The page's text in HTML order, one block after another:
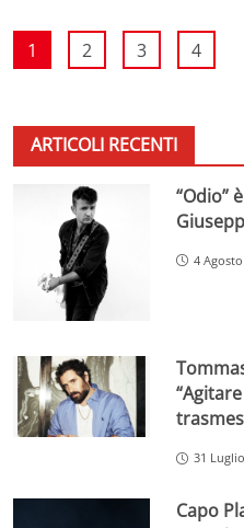
1 2 3 4
ARTICOLI RECENTI
“Odio”
4
31
Capo